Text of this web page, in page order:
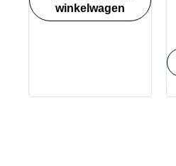
winkelwagen